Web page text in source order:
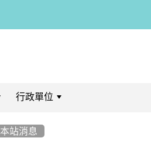
行政單位
本站消息